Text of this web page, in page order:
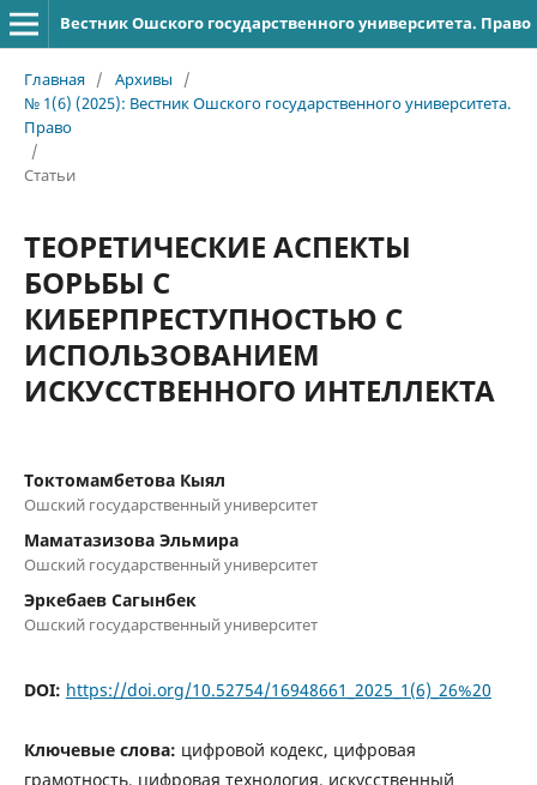
Вестник Ошского государственного университета. Право
Главная / Архивы
/
№ 1(6) (2025): Вестник Ошского государственного университета.
Право
/
Статьи
ТЕОРЕТИЧЕСКИЕ АСПЕКТЫ
БОРЬБЫ С
КИБЕРПРЕСТУПНОСТЬЮ С
ИСПОЛЬЗОВАНИЕМ
ИСКУССТВЕННОГО ИНТЕЛЛЕКТА
Токтомамбетова Кыял
Ошский государственный университет
Маматазизова Эльмира
Ошский государственный университет
Эркебаев Сагынбек
Ошский государственный университет
DOI: https://doi.org/10.52754/16948661_2025_1(6)_26%20
Ключевые слова: цифровой кодекс, цифровая
грамотность, цифровая технология, искусственный